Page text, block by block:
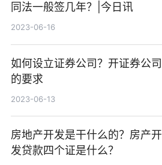
同法一般签几年？|今日讯
2023-06-16
如何设立证券公司？开证券公司
的要求
2023-06-13
房地产开发是干什么的？房产开
发贷款四个证是什么？